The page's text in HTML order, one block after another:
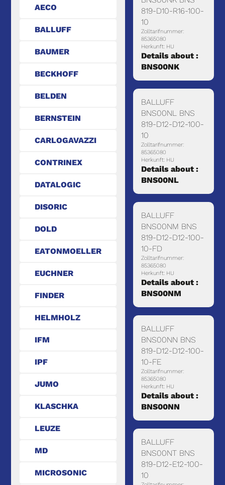
AECO
BALLUFF
BAUMER
BECKHOFF
BELDEN
BERNSTEIN
CARLOGAVAZZI
CONTRINEX
DATALOGIC
DISORIC
DOLD
EATONMOELLER
EUCHNER
FINDER
HELMHOLZ
IFM
IPF
JUMO
KLASCHKA
LEUZE
MD
MICROSONIC
819-D10-R16-100-
10
Zolltarifnummer:
85365080
Herkunft: HU
Details about :
BNS00NK
BALLUFF
BNS00NL BNS
819-D12-D12-100-
10
Zolltarifnummer:
85365080
Herkunft: HU
Details about :
BNS00NL
BALLUFF
BNS00NM BNS
819-D12-D12-100-
10-FD
Zolltarifnummer:
85365080
Herkunft: HU
Details about :
BNS00NM
BALLUFF
BNS00NN BNS
819-D12-D12-100-
10-FE
Zolltarifnummer:
85365080
Herkunft: HU
Details about :
BNS00NN
BALLUFF
BNS00NT BNS
819-D12-E12-100-
10